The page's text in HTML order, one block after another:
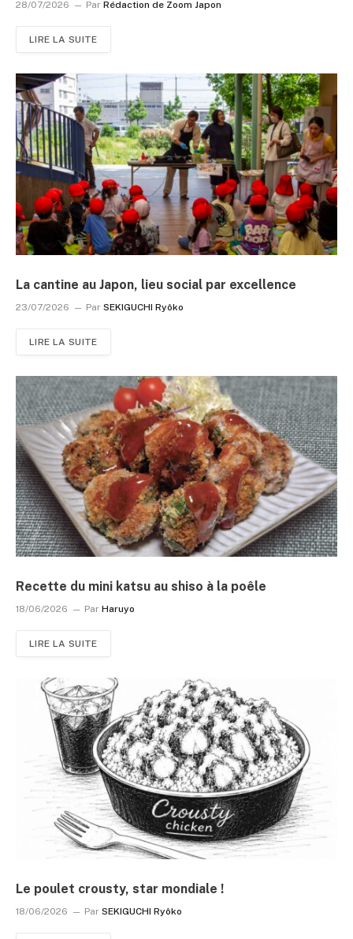
28/07/2026 Par Rédaction de Zoom Japon
LIRE LA SUITE
La cantine au Japon, lieu social par excellence
23/07/2026 Par SEKIGUCHI Ryôko
LIRE LA SUITE
Recette du mini katsu au shiso à la poêle
18/06/2026 Par Haruyo
LIRE LA SUITE
Le poulet crousty, star mondiale !
18/06/2026 Par SEKIGUCHI Ryôko